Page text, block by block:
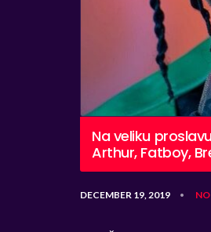
Na veliku
Arthur, Fatboy,
DECEMBER 19, 2019 •